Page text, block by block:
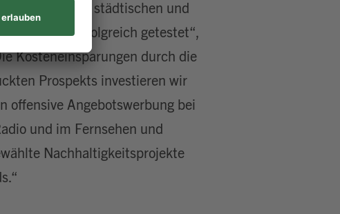
haben wir in städtischen und
und erfolgreich getestet“,
Kosteneinsparungen durch die
Prospekts investieren wir
offensive Angebotswerbung bei
und im Fernsehen und
Nachhaltigkeitsprojekte